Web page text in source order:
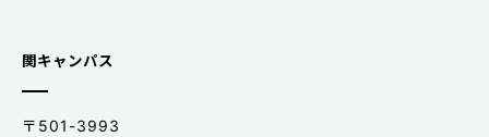
関キャンパス
〒501-3993